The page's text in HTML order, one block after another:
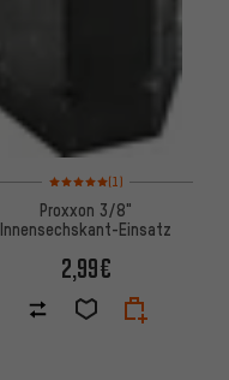
Bewertungen: 5 von 5
(1)
Proxxon 3/8"
Innensechskant-Einsatz
2,99€